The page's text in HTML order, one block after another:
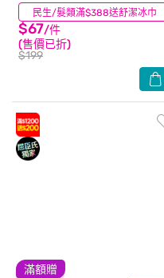
民生/髮類滿$388送舒潔冰巾
珠瓶50ml
$67/件
(售價已折)
$199
(15)
滿額贈